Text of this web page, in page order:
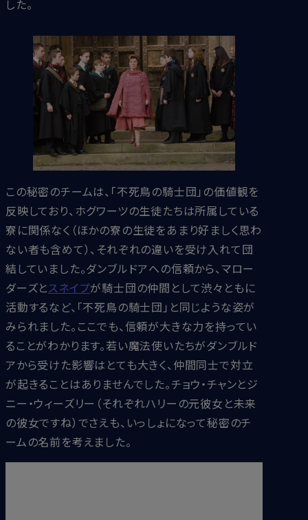
した。
この秘密のチームは、「不死鳥の騎士団」の価値観を
反映しており、ホグワーツの生徒たちは所属している
寮に関係なく（ほかの寮の生徒をあまり好ましく思わ
ない者も含めて）、それぞれの違いを受け入れて団
結していました。ダンブルドアへの信頼から、マロー
ダーズとスネイプが騎士団の仲間として渋々ともに
活動するなど、「不死鳥の騎士団」と同じような姿が
みられました。ここでも、信頼が大きな力を持ってい
ることがわかります。若い魔法使いたちがダンブルド
アから受けた影響はとても大きく、仲間同士で対立
が起きることはありませんでした。チョウ・チャンとジ
ニー・ウィーズリー（それぞれハリーの元彼女と未来
の彼女ですね）でさえも、いっしょになって秘密のチ
ームの名前を考えました。